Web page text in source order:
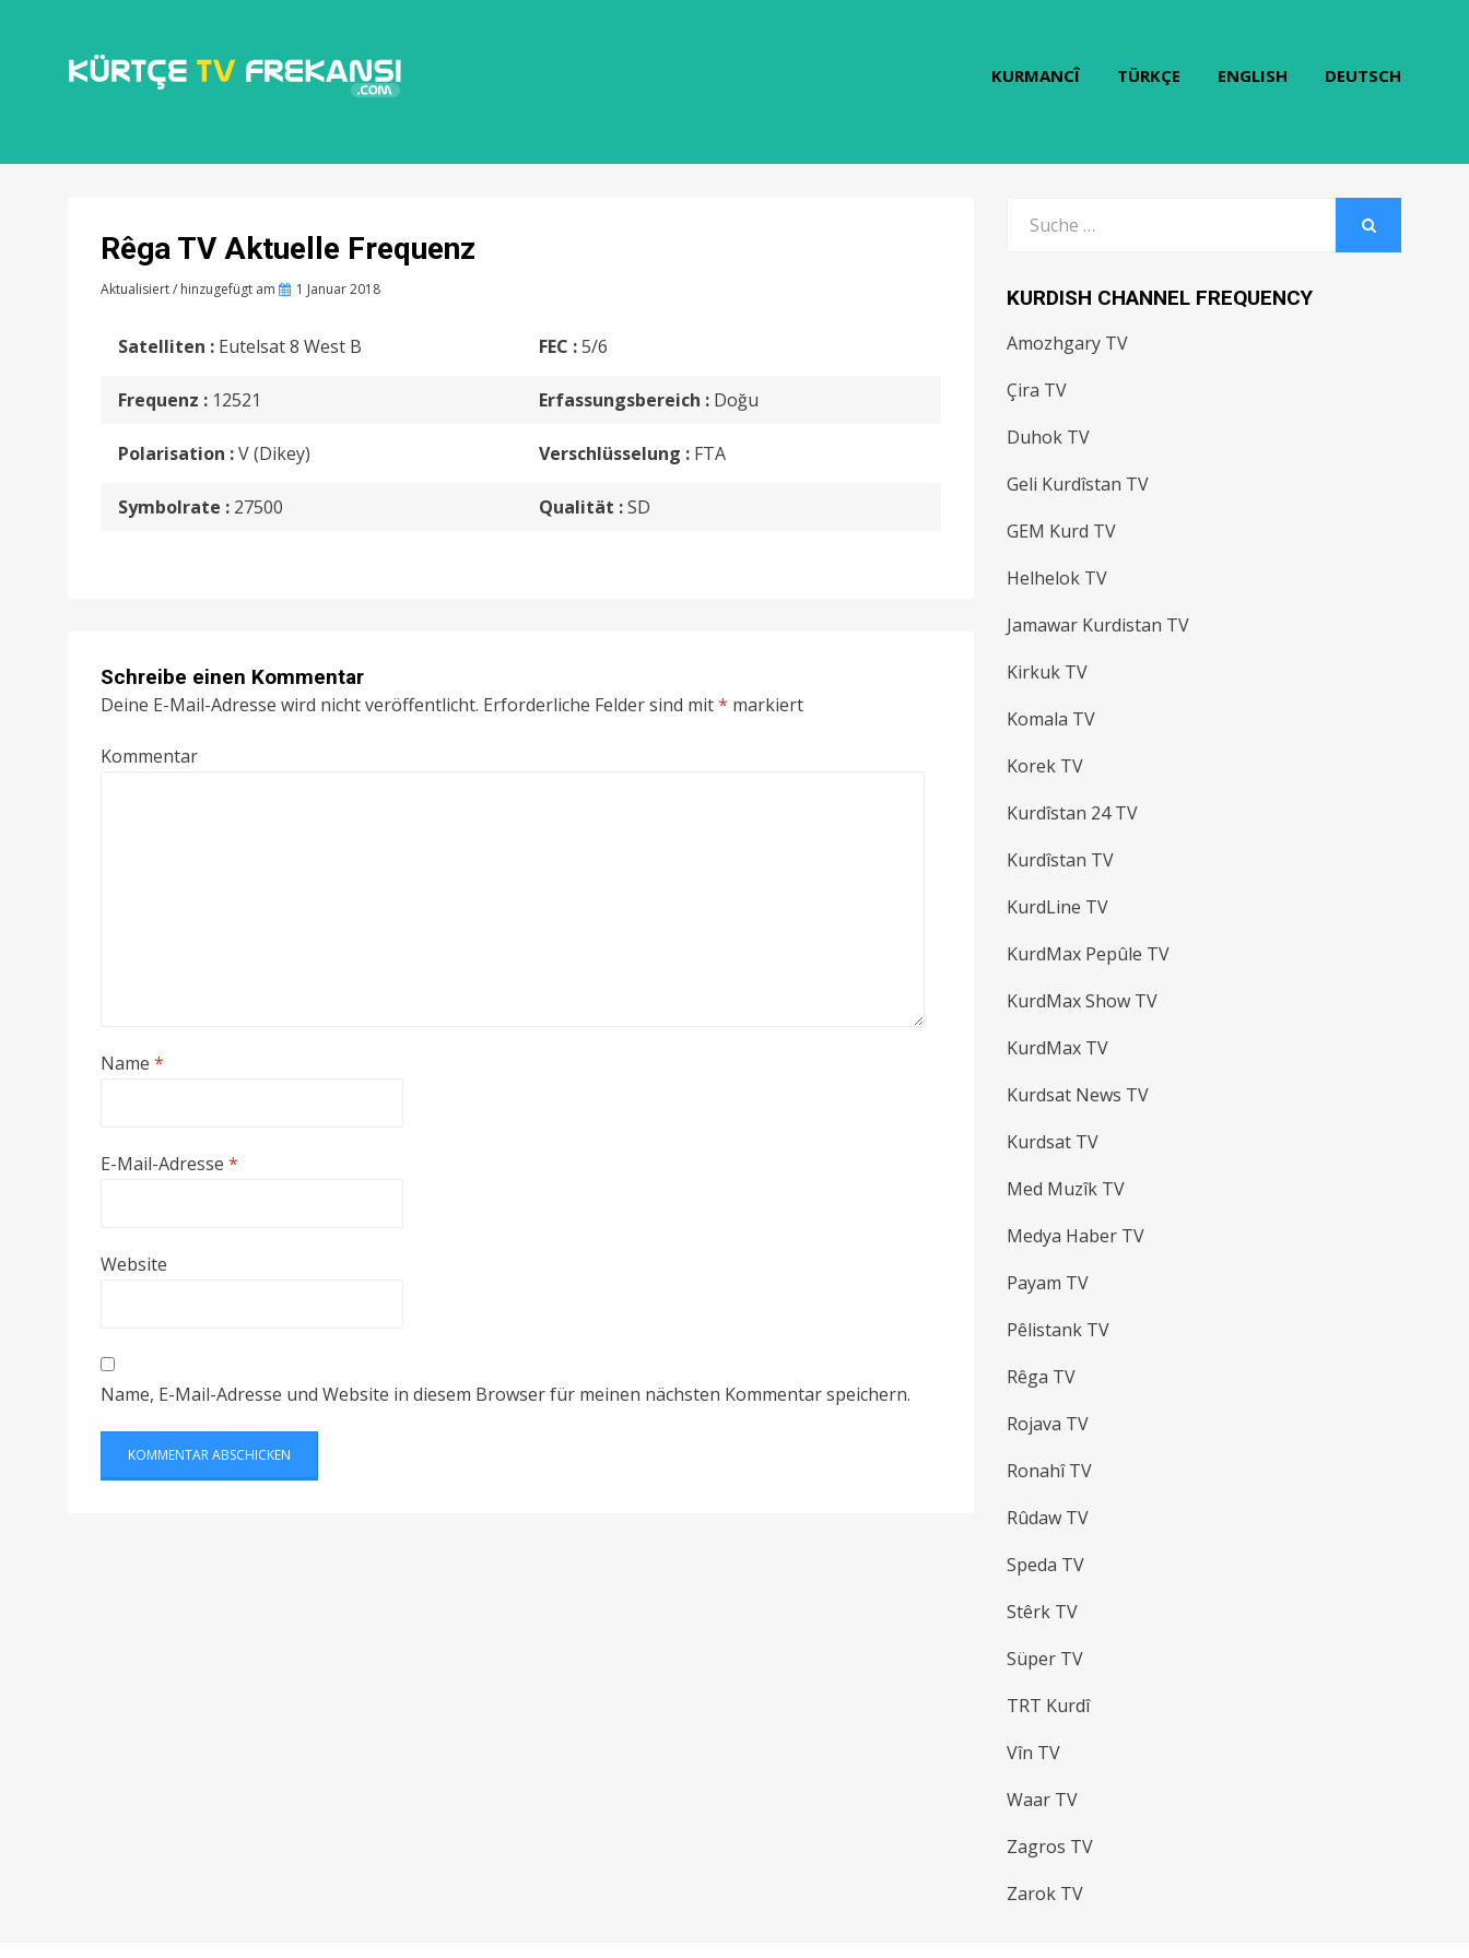
KURMANCÎ TÜRKÇE ENGLISH DEUTSCH
Rêga TV Aktuelle Frequenz
Aktualisiert / hinzugefügt am Posted
1 Januar 2018
Satelliten : Eutelsat 8 West B
Frequenz : 12521
Polarisation :V (Dikey)
Symbolrate : 27500
FEC :5/6
Erfassungsbereich :Doğu
Verschlüsselung :FTA
Qualität :SD
Schreibe einen Kommentar
Deine E-Mail-Adresse wird nicht veröffentlicht. Erforderliche Felder sind mit* markiert
Kommentar
Name *
E-Mail-Adresse *
Website
Name, E-Mail-Adresse und Website in diesem Browser für meinen nächsten Kommentar speichern.
Search
KURDISH CHANNEL FREQUENCY
Amozhgary TV
Çira TV
Duhok TV
Geli Kurdîstan TV
GEM Kurd TV
Helhelok TV
Jamawar Kurdistan TV
Kirkuk TV
Komala TV
Korek TV
Kurdîstan 24 TV
Kurdîstan TV
KurdLine TV
KurdMax Pepûle TV
KurdMax Show TV
KurdMax TV
Kurdsat News TV
Kurdsat TV
Med Muzîk TV
Medya Haber TV
Payam TV
Pêlistank TV
Rêga TV
Rojava TV
Ronahî TV
Rûdaw TV
Speda TV
Stêrk TV
Süper TV
TRT Kurdî
Vîn TV
Waar TV
Zagros TV
Zarok TV